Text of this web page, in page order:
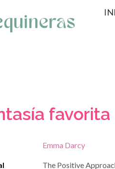
favorita
Emma Darcy
The Positive